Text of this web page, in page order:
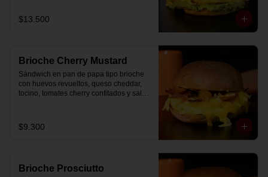
Se envía en bolsa delivery.
$13.500
Brioche Cherry Mustard
Sándwich en pan de papa tipo brioche
con huevos revueltos, queso cheddar,
tocino, tomates cherry confitados y salsa
$9.300
Brioche Prosciutto